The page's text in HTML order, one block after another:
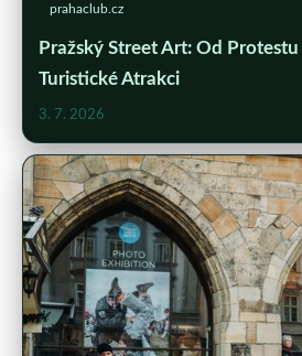
prahaclub.cz
Pražský Street Art: Od
Turistické Atrakci
3. 7. 2026